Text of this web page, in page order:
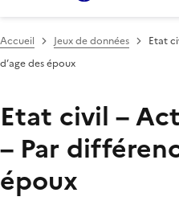
Accueil Jeux de données
Etat
d’age des époux
Etat civil –
– Par
époux